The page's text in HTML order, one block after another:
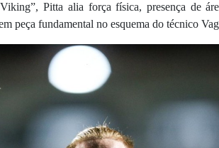
Pitta alia força física, presença de
peça fundamental no esquema do técnico